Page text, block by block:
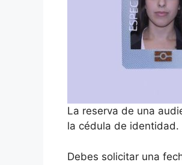
La reserva de una
la cédula de identidad.
Debes solicitar una